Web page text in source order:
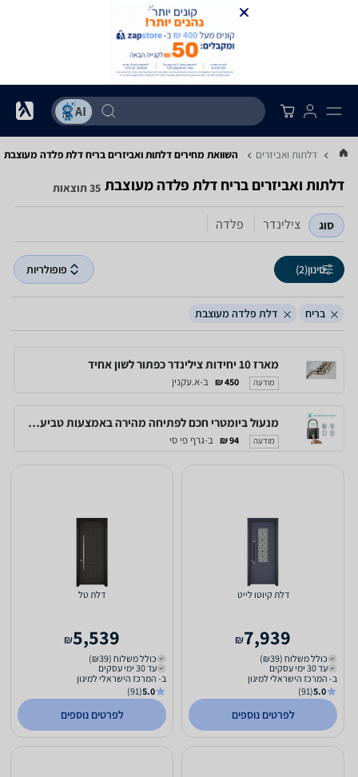
דלתות ואביזרים השוואת מחירים דלתות ואביזרים ‏בריח ‏דלת פלדה מעוצבת
דלתות ואביזרים ‏בריח ‏דלת פלדה מעוצבת 35 תוצאות
סוג צילינדר פלדה
סינון(2) פופולריות
בריח דלת פלדה מעוצבת
מארז 10 יחידות צילינדר כפתור לשון אחיד
מודעה 450 ₪ ב-א.עקנין
מנעול ביומטרי חכם לפתיחה מהירה באמצעות טביעת אצבע, לשימוש של עד 10 משתמשים
מודעה 94 ₪ ב-גרף פי סי
דלת קיוטו לייט
7,939
₪
כולל משלוח (₪39)
עד 30 ימי עסקים
ב- המרכז הישראלי למיגון
5.0
(91)
לפרטים נוספים
דלת טל
5,539
₪
כולל משלוח (₪39)
עד 30 ימי עסקים
ב- המרכז הישראלי למיגון
5.0
(91)
לפרטים נוספים